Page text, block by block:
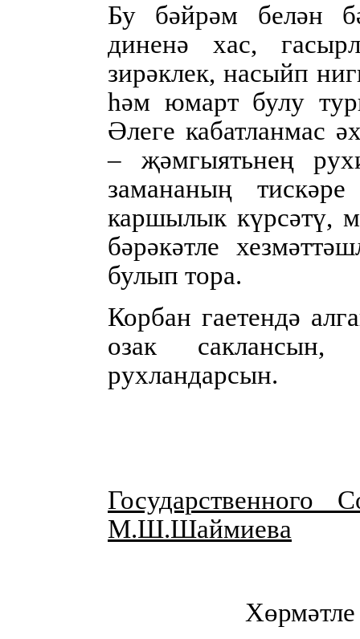
Бу бәйрәм белән
диненә хас,
зирәклек, насыйп
һәм юмарт булу
Әлеге кабатланмас
– җәмгыятьнең
замананың
каршылык күрсәтү,
бәрәкәтле
булып тора.
Корбан гаетендә
озак саклансын,
рухландарсын.
Государственного
М.Ш.Шаймиева
Хөрмәтле